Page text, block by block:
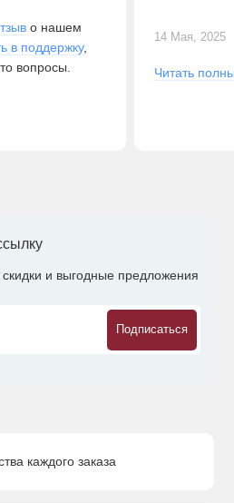
о нашем
в поддержку,
вопросы.
14 Мая, 2025
Читать
и выгодные предложения
Подписаться
каждого заказа